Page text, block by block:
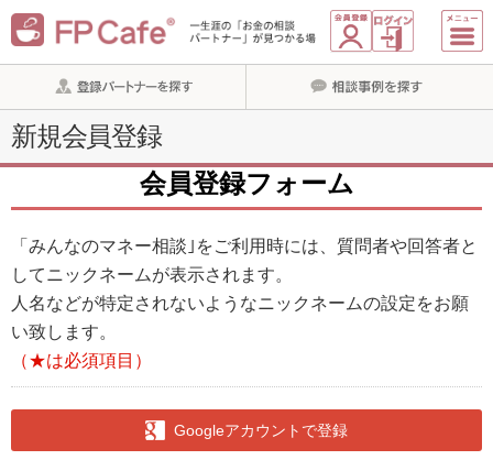
新規会員登録
会員登録フォーム
「みんなのマネー相談｣をご利用時には、質問者や回答者と
してニックネームが表示されます。
人名などが特定されないようなニックネームの設定をお願
い致します。
（★は必須項目）
Googleアカウントで登録